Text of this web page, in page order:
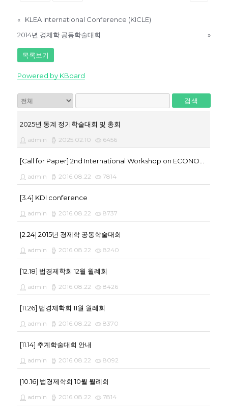
«
KLEA International Conference (KICLE)
2014년 경제학 공동학술대회
»
목록보기
Powered by KBoard
검색
2025년 동계 정기학술대회 및 총회
admin 2025.02.10 6456
admin 2016.08.22 7814
[3.4] KDI conference
admin 2016.08.22 8737
[2.24] 2015년 경제학 공동학술대회
admin 2016.08.22 8240
[12.18] 법경제학회 12월 월례회
admin 2016.08.22 8426
[11.26] 법경제학회 11월 월례회
admin 2016.08.22 8370
[11.14] 추계학술대회 안내
admin 2016.08.22 8092
[10.16] 법경제학회 10월 월례회
admin 2016.08.22 7814